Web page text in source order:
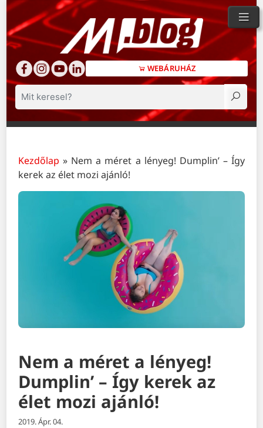
WEBÁRUHÁZ
Keresés
Kezdőlap » Nem a méret a lényeg! Dumplin’ – Így
kerek az élet mozi ajánló!
Nem a méret a lényeg!
Dumplin’ – Így kerek az
élet mozi ajánló!
2019. Ápr. 04.